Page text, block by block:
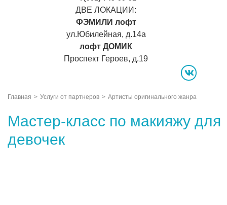
ДВЕ ЛОКАЦИИ:
ФЭМИЛИ лофт
ул.Юбилейная, д.14а
лофт ДОМИК
Проспект Героев, д.19
vk
Главная Услуги от партнеров Артисты оригинального жанра
Мастер-класс по макияжу для
девочек